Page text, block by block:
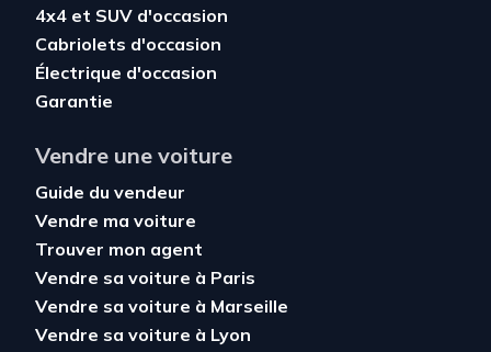
4x4 et SUV d'occasion
Cabriolets d'occasion
Électrique d'occasion
Garantie
Vendre une voiture
Guide du vendeur
Vendre ma voiture
Trouver mon agent
Vendre sa voiture à Paris
Vendre sa voiture à Marseille
Vendre sa voiture à Lyon